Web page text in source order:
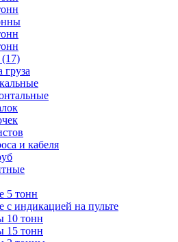
(17)
груза
и кабеля
5 тонн
с индикацией на пульте
10 тонн
15 тонн